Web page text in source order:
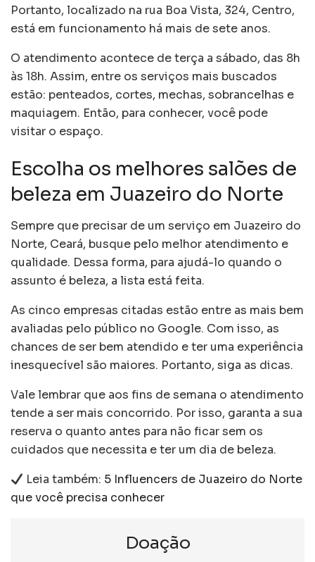
Portanto, localizado na rua Boa Vista, 324, Centro,
está em funcionamento há mais de sete anos.
O atendimento acontece de terça a sábado, das 8h
às 18h. Assim, entre os serviços mais buscados
estão: penteados, cortes, mechas, sobrancelhas e
maquiagem. Então, para conhecer, você pode
visitar o espaço.
Escolha os melhores salões de
beleza em Juazeiro do Norte
Sempre que precisar de um serviço em Juazeiro do
Norte, Ceará, busque pelo melhor atendimento e
qualidade. Dessa forma, para ajudá-lo quando o
assunto é beleza, a lista está feita.
As cinco empresas citadas estão entre as mais bem
avaliadas pelo público no Google. Com isso, as
chances de ser bem atendido e ter uma experiência
inesquecível são maiores. Portanto, siga as dicas.
Vale lembrar que aos fins de semana o atendimento
tende a ser mais concorrido. Por isso, garanta a sua
reserva o quanto antes para não ficar sem os
cuidados que necessita e ter um dia de beleza.
Leia também: 5 Influencers de Juazeiro do Norte
que você precisa conhecer
Doação